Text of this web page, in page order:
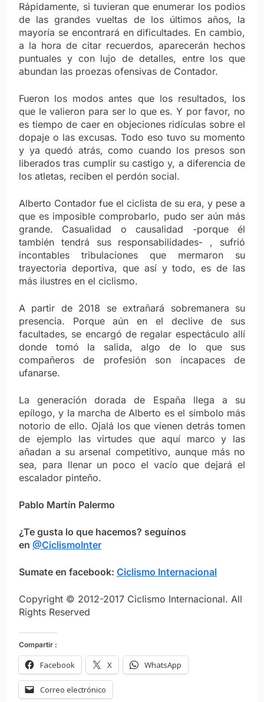
Rápidamente, si tuvieran que enumerar los podios
de las grandes vueltas de los últimos años, la
mayoría se encontrará en dificultades. En cambio,
a la hora de citar recuerdos, aparecerán hechos
puntuales y con lujo de detalles, entre los que
abundan las proezas ofensivas de Contador.
Fueron los modos antes que los resultados, los
que le valieron para ser lo que es. Y por favor, no
es tiempo de caer en objeciones ridículas sobre el
dopaje o las excusas. Todo eso tuvo su momento
y ya quedó atrás, como cuando los presos son
liberados tras cumplir su castigo y, a diferencia de
los atletas, reciben el perdón social.
Alberto Contador fue el ciclista de su era, y pese a
que es imposible comprobarlo, pudo ser aún más
grande. Casualidad o causalidad -porque él
también tendrá sus responsabilidades- , sufrió
incontables tribulaciones que mermaron su
trayectoria deportiva, que así y todo, es de las
más ilustres en el ciclismo.
A partir de 2018 se extrañará sobremanera su
presencia. Porque aún en el declive de sus
facultades, se encargó de regalar espectáculo allí
donde tomó la salida, algo de lo que sus
compañeros de profesión son incapaces de
ufanarse.
La generación dorada de España llega a su
epílogo, y la marcha de Alberto es el símbolo más
notorio de ello. Ojalá los que vienen detrás tomen
de ejemplo las virtudes que aquí marco y las
añadan a su arsenal competitivo, aunque más no
sea, para llenar un poco el vacío que dejará el
escalador pinteño.
Pablo Martín Palermo
¿Te gusta lo que hacemos? seguínos
en @CiclismoInter
Sumate en facebook: Ciclismo Internacional
Copyright © 2012-2017 Ciclismo Internacional. All
Rights Reserved
Compartir :
Facebook X WhatsApp
Correo electrónico